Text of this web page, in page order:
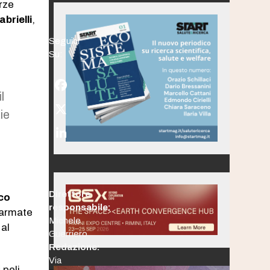
,
Seguici
Su:
Facebook
Twitter
(deprecated)
LinkedIn
Direttore
responsabile:
Michele
Guerriero
Redazione:
Via